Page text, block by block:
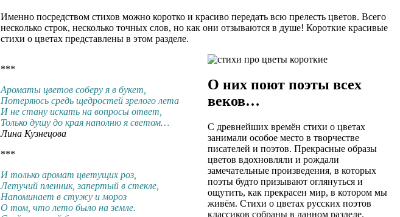
Именно посредством стихов можно коротко и красиво передать всю прелесть цветов. Всего
несколько строк, несколько точных слов, но как они отзываются в душе! Короткие красивые
стихи о цветах представлены в этом разделе.
***
Ароматы цветов соберу я в букет,
Потеряюсь средь щедростей зрелого лета
И не стану искать на вопросы ответ,
Только душу до края наполню я светом…
Лина Кузнецова
***
И только аромат цветущих роз,
Летучий пленник, запертый в стекле,
Напоминает в стужу и мороз
О том, что лето было на земле.
О них поют поэты всех
веков…
С древнейших времён стихи о цветах
занимали особое место в творчестве
писателей и поэтов. Прекрасные образы
цветов вдохновляли и рождали
замечательные произведения, в которых
поэты будто призывают оглянуться и
ощутить, как прекрасен мир, в котором мы
живём. Стихи о цветах русских поэтов
классиков собраны в данном разделе.